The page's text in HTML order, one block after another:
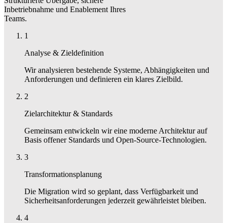
Inbetriebnahme und Enablement Ihres
Teams.
1
Analyse & Zieldefinition
Wir analysieren bestehende Systeme, Abhängigkeiten und
Anforderungen und definieren ein klares Zielbild.
2
Zielarchitektur & Standards
Gemeinsam entwickeln wir eine moderne Architektur auf
Basis offener Standards und Open-Source-Technologien.
3
Transformationsplanung
Die Migration wird so geplant, dass Verfügbarkeit und
Sicherheitsanforderungen jederzeit gewährleistet bleiben.
4